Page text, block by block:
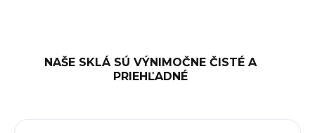
NAŠE SKLÁ SÚ VÝNIMOČNE ČISTÉ A
PRIEHĽADNÉ